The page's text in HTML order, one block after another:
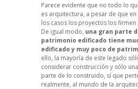
Parece evidente que no todo lo
es arquitectura, a pesar de que
los casos los proyectos los firmen
De igual modo, una gran parte
patrimonio edificado tiene
edificado y muy poco de
ello, la mayoría de este legado
considerar construcción y sólo
parte de lo construido, sí que
realmente, al mundo de la